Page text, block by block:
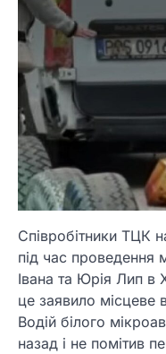
Співробітники ТЦК
під час проведення
Івана та Юрія Лип
це заявило місцеве
Водій білого
назад і не помітив